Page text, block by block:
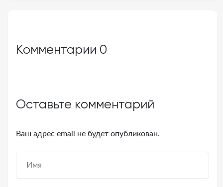
Комментарии 0
Оставьте комментарий
Ваш адрес email не будет опубликован.